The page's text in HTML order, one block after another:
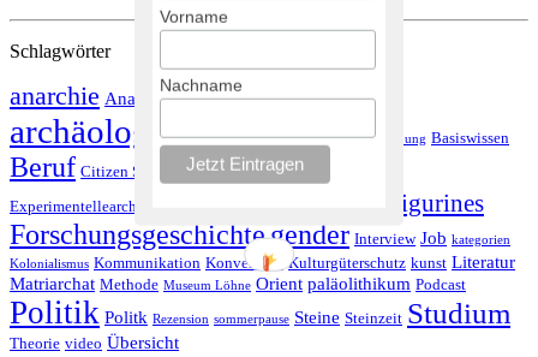
Schlagwörter
anarchie Anarchäologie Antike Arbeitsbedingungen
archäologie Archäologie Podcast art ausgrabung Basiswissen
Beruf Citizen Science Corona Covid19 excavation
Experimentellearchäologie figurines
Forschungsgeschichtegender Interview Job kategorien
Kolonialismus Kommunikation Konvention Kulturgüterschutz kunst Literatur
Matriarchat Methode Museum Löhne Orient paläolithikum Podcast
Politik Politk Rezension sommerpause Steine Steinzeit Studium
Theorie video Übersicht
Vorname
Nachname